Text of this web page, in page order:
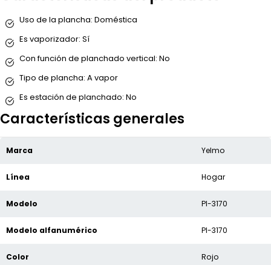
Uso de la plancha: Doméstica
Es vaporizador: Sí
Con función de planchado vertical: No
Tipo de plancha: A vapor
Es estación de planchado: No
Características generales
Marca Yelmo
Línea Hogar
Modelo Pl-3170
Modelo alfanumérico Pl-3170
Color Rojo